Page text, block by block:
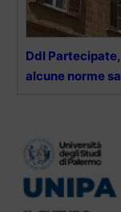
Ddl
alcune norme